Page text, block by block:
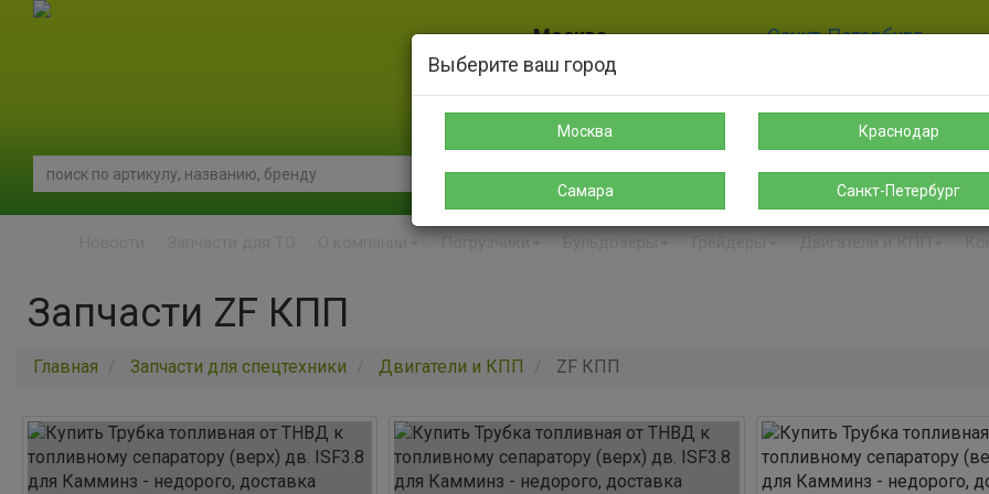
Москва
8-925-189-12-38
Санкт-Петербург
sales@s-spectehnika.ru spb@s-spectehnika.ru
Поиск Написать в
Погрузчики Бульдозеры Грейдеры Двигатели и КПП
Запчасти ZF КПП
Главная Запчасти для спецтехники Двигатели и КПП ZF КПП
Выберите ваш город
Москва Краснодар
Самара Санкт-Петербург